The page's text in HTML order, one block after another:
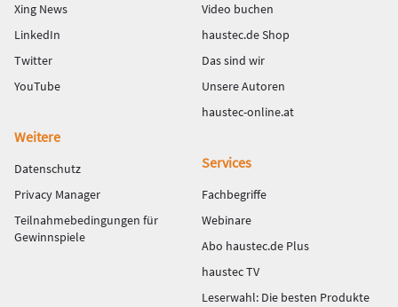
Xing News
LinkedIn
Twitter
YouTube
Video buchen
haustec.de Shop
Das sind wir
Unsere Autoren
haustec-online.at
Weitere
Datenschutz
Privacy Manager
Teilnahmebedingungen für
Gewinnspiele
Services
Fachbegriffe
Webinare
Abo haustec.de Plus
haustec TV
Leserwahl: Die besten Produkte